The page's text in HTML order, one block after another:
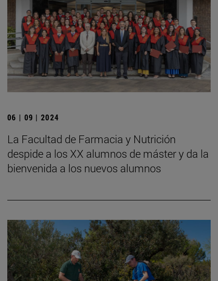
06 | 09 | 2024
La Facultad de Farmacia y Nutrición
despide a los XX alumnos de máster y da la
bienvenida a los nuevos alumnos